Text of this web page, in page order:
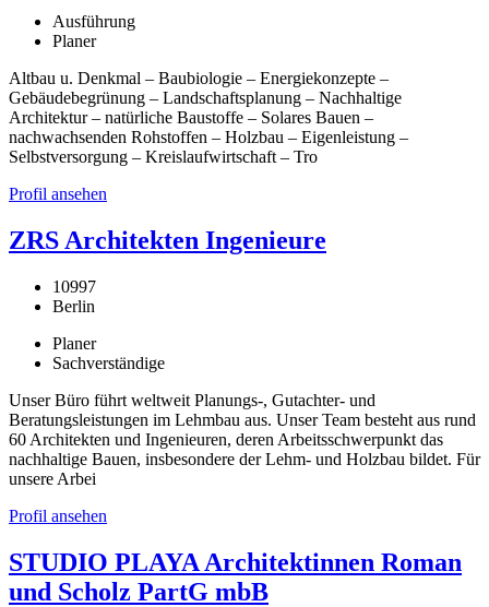
Ausführung
Planer
Altbau u. Denkmal – Baubiologie – Energiekonzepte –
Gebäudebegrünung – Landschaftsplanung – Nachhaltige
Architektur – natürliche Baustoffe – Solares Bauen –
nachwachsenden Rohstoffen – Holzbau – Eigenleistung –
Selbstversorgung – Kreislaufwirtschaft – Tro
Profil ansehen
ZRS Architekten Ingenieure
10997
Berlin
Planer
Sachverständige
Unser Büro führt weltweit Planungs-, Gutachter- und
Beratungsleistungen im Lehmbau aus. Unser Team besteht aus rund
60 Architekten und Ingenieuren, deren Arbeitsschwerpunkt das
nachhaltige Bauen, insbesondere der Lehm- und Holzbau bildet. Für
unsere Arbei
Profil ansehen
STUDIO PLAYA Architektinnen Roman
und Scholz PartG mbB